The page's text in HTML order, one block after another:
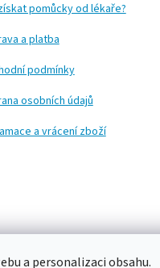
a personalizaci obsahu.
pomůcky od lékaře?
a platba
podmínky
osobních údajů
a vrácení zboží